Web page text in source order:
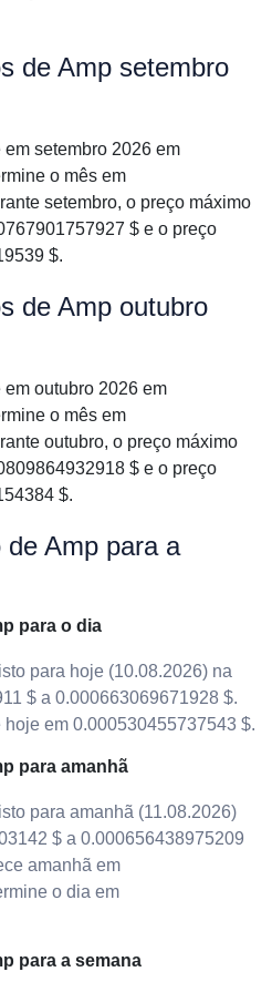
de Amp setembro
setembro 2026 em
o mês em
setembro, o preço máximo
$ e o preço
$.
de Amp outubro
outubro 2026 em
o mês em
outubro, o preço máximo
$ e o preço
$.
de Amp para a
para o dia
para hoje (10.08.2026) na
$ a 0.000663069671928 $.
em 0.000530455737543 $.
para amanhã
para amanhã (11.08.2026)
$ a 0.000656438975209
amanhã em
o dia em
para a semana